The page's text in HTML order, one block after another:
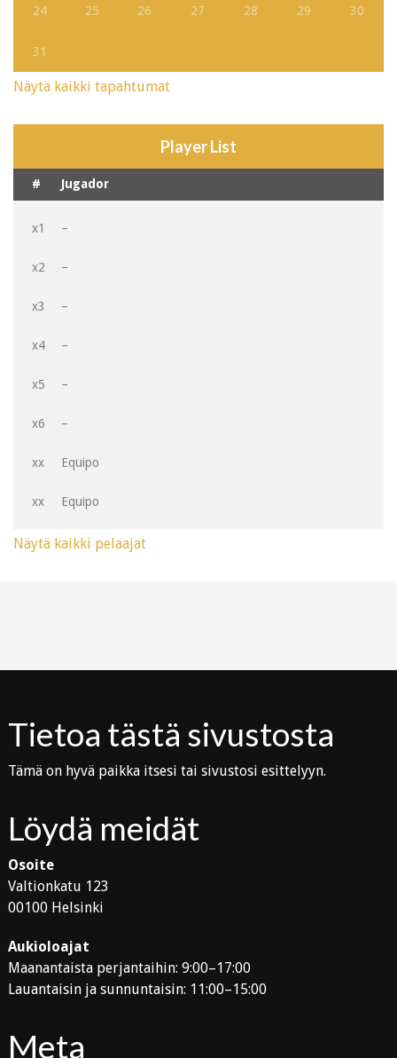
24 25 26 27 28 29 30
31
Näytä kaikki tapahtumat
Player List
# Jugador
x1 –
x2 –
x3 –
x4 –
x5 –
x6 –
xx Equipo
xx Equipo
Näytä kaikki pelaajat
Tietoa tästä sivustosta
Tämä on hyvä paikka itsesi tai sivustosi esittelyyn.
Löydä meidät
Osoite
Valtionkatu 123
00100 Helsinki
Aukioloajat
Maanantaista perjantaihin: 9:00–17:00
Lauantaisin ja sunnuntaisin: 11:00–15:00
Meta